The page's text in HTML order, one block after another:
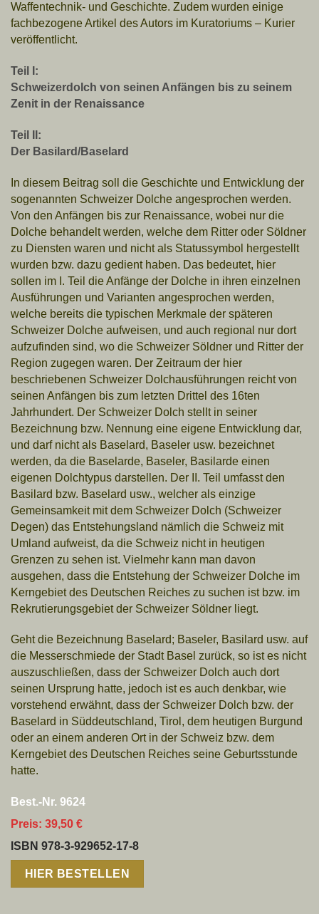
Waffentechnik- und Geschichte. Zudem wurden einige
fachbezogene Artikel des Autors im Kuratoriums – Kurier
veröffentlicht.
Teil I:
Schweizerdolch von seinen Anfängen bis zu seinem
Zenit in der Renaissance
Teil II:
Der Basilard/Baselard
In diesem Beitrag soll die Geschichte und Entwicklung der
sogenannten Schweizer Dolche angesprochen werden.
Von den Anfängen bis zur Renaissance, wobei nur die
Dolche behandelt werden, welche dem Ritter oder Söldner
zu Diensten waren und nicht als Statussymbol hergestellt
wurden bzw. dazu gedient haben. Das bedeutet, hier
sollen im I. Teil die Anfänge der Dolche in ihren einzelnen
Ausführungen und Varianten angesprochen werden,
welche bereits die typischen Merkmale der späteren
Schweizer Dolche aufweisen, und auch regional nur dort
aufzufinden sind, wo die Schweizer Söldner und Ritter der
Region zugegen waren. Der Zeitraum der hier
beschriebenen Schweizer Dolchausführungen reicht von
seinen Anfängen bis zum letzten Drittel des 16ten
Jahrhundert. Der Schweizer Dolch stellt in seiner
Bezeichnung bzw. Nennung eine eigene Entwicklung dar,
und darf nicht als Baselard, Baseler usw. bezeichnet
werden, da die Baselarde, Baseler, Basilarde einen
eigenen Dolchtypus darstellen. Der II. Teil umfasst den
Basilard bzw. Baselard usw., welcher als einzige
Gemeinsamkeit mit dem Schweizer Dolch (Schweizer
Degen) das Entstehungsland nämlich die Schweiz mit
Umland aufweist, da die Schweiz nicht in heutigen
Grenzen zu sehen ist. Vielmehr kann man davon
ausgehen, dass die Entstehung der Schweizer Dolche im
Kerngebiet des Deutschen Reiches zu suchen ist bzw. im
Rekrutierungsgebiet der Schweizer Söldner liegt.
Geht die Bezeichnung Baselard; Baseler, Basilard usw. auf
die Messerschmiede der Stadt Basel zurück, so ist es nicht
auszuschließen, dass der Schweizer Dolch auch dort
seinen Ursprung hatte, jedoch ist es auch denkbar, wie
vorstehend erwähnt, dass der Schweizer Dolch bzw. der
Baselard in Süddeutschland, Tirol, dem heutigen Burgund
oder an einem anderen Ort in der Schweiz bzw. dem
Kerngebiet des Deutschen Reiches seine Geburtsstunde
hatte.
Best.-Nr. 9624
Preis: 39,50 €
ISBN 978-3-929652-17-8
HIER BESTELLEN